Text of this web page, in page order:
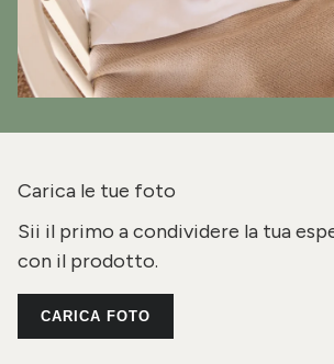
Carica le tue foto
Sii il primo a condividere la tua
con il prodotto.
CARICA FOTO